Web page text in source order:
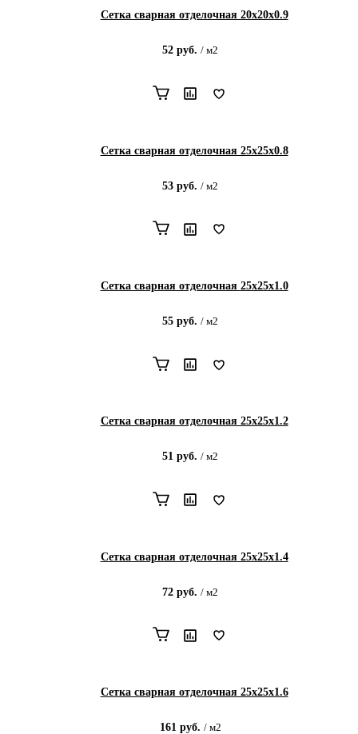
Сетка сварная отделочная 20х20х0.9
52 руб. / м2
Сетка сварная отделочная 25х25х0.8
53 руб. / м2
Сетка сварная отделочная 25х25х1.0
55 руб. / м2
Сетка сварная отделочная 25х25х1.2
51 руб. / м2
Сетка сварная отделочная 25х25х1.4
72 руб. / м2
Сетка сварная отделочная 25х25х1.6
161 руб. / м2